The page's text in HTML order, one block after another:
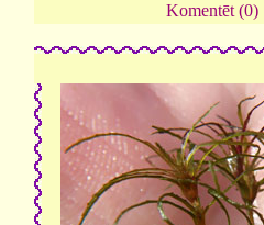
Komentēt (0)